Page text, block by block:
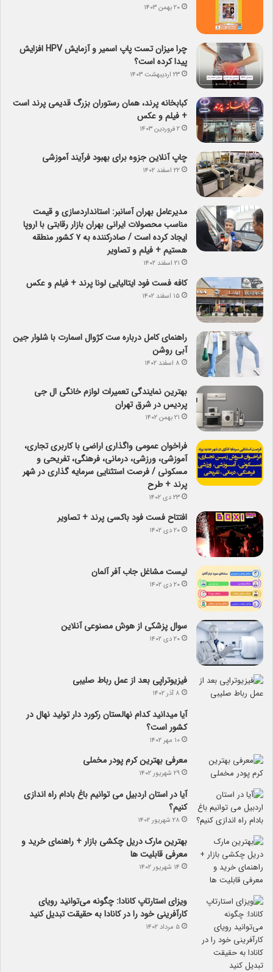
۲۰ بهمن ۱۴۰۳
چرا میزان تست پاپ اسمیر و آزمایش HPV افزایش
پیدا کرده است؟
۲۳ اردیبهشت ۱۴۰۳
کبابخانه پرند، همان رستوران بزرگ قدیمی پرند است
+ فیلم و عکس
۲ فروردین ۱۴۰۳
چاپ آنلاین جزوه برای بهبود فرآیند آموزشی
۲۲ اسفند ۱۴۰۲
مدیرعامل بهران آسانبر: استانداردسازی و قیمت
مناسب محصولات ایرانی بهران بازار رقابتی با اروپا
ایجاد کرده است / صادرکننده به ۷ کشور منطقه
هستیم + فیلم و تصاویر
۲۱ اسفند ۱۴۰۲
کافه فست فود ایتالیایی لونا پرند + فیلم و عکس
۱۵ اسفند ۱۴۰۲
راهنمای کامل درباره ست کژوال اسمارت با شلوار جین
آبی روشن
۸ اسفند ۱۴۰۲
بهترین نمایندگی تعمیرات لوازم خانگی ال جی
پردیس در شرق تهران
۲۱ بهمن ۱۴۰۲
فراخوان عمومی واگذاری اراضی با کاربری تجاری،
آموزشی، ورزشی، درمانی، فرهنگی، تفریحی و
مسکونی / فرصت استثنایی سرمایه گذاری در شهر
پرند + طرح
۲۳ دی ۱۴۰۲
افتتاح فست فود باکسی پرند + تصاویر
۲۰ دی ۱۴۰۲
لیست مشاغل جاب آفر آلمان
۲۰ دی ۱۴۰۲
سوال پزشکی از هوش مصنوعی آنلاین
۲۰ دی ۱۴۰۲
فیزیوتراپی بعد از عمل رباط صلیبی
۸ آذر ۱۴۰۲
آیا می­دانید کدام نهالستان رکورد دار تولید نهال­ در
کشور است؟
۱۰ مهر ۱۴۰۲
معرفی بهترین کرم پودر مخملی
۲۹ شهریور ۱۴۰۲
آیا در استان اردبیل می توانیم باغ بادام راه اندازی
کنیم؟
۲۸ شهریور ۱۴۰۲
بهترین مارک دریل چکشی بازار + راهنمای خرید و
معرفی قابلیت ها
۱۴ شهریور ۱۴۰۲
ویزای استارتاپ کانادا: چگونه می‌توانید رویای
کارآفرینی خود را در کانادا به حقیقت تبدیل کنید
۵ مرداد ۱۴۰۲